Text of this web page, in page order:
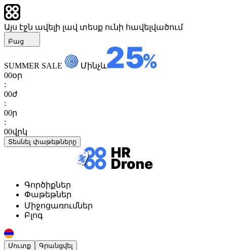
Այս էջն ավելի լավ տեսք ունի հավելվածում
Բաց
SUMMER SALE
Մինչև
00օր
:
00ժ
:
00ր
:
00վրկ
Տեսնել փաթեթները
Գործիքներ
Փաթեթներ
Միջոցառումներ
Բլոգ
Մուտք Գրանցվել